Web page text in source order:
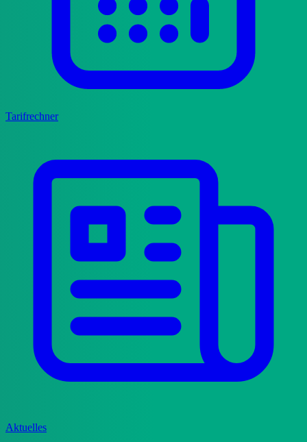
Tarifrechner
Aktuelles